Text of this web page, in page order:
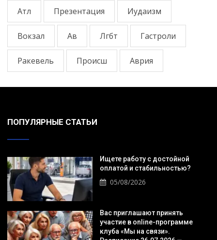
Атл Презентация Иудаизм
Вокзал Ав Лгбт Гастроли
Ракевель Происш Аврия
ПОПУЛЯРНЫЕ СТАТЬИ
Ищете работу с достойной
оплатой и стабильностью?
05/08/2026
Вас приглашают принять
участие в online-программе
клуба «Мы на связи».